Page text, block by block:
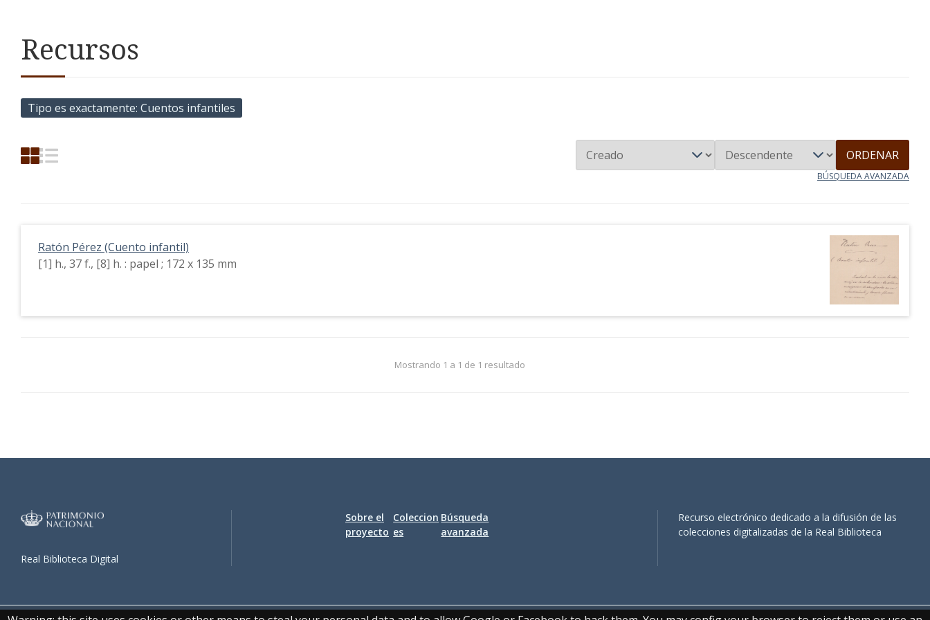
Recursos
Tipo es exactamente Cuentos infantiles
ORDENAR
BÚSQUEDA AVANZADA
Ratón Pérez (Cuento infantil)
[1] h., 37 f., [8] h. : papel ; 172 x 135 mm
Mostrando 1 a 1 de 1 resultado
Real Biblioteca Digital
Sobre el
proyecto
Coleccion
es
Búsqueda
avanzada
Recurso electrónico dedicado a la difusión de las
colecciones digitalizadas de la Real Biblioteca